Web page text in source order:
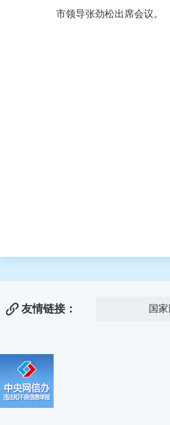
市领导张劲松出席会议。
友情链接： 国